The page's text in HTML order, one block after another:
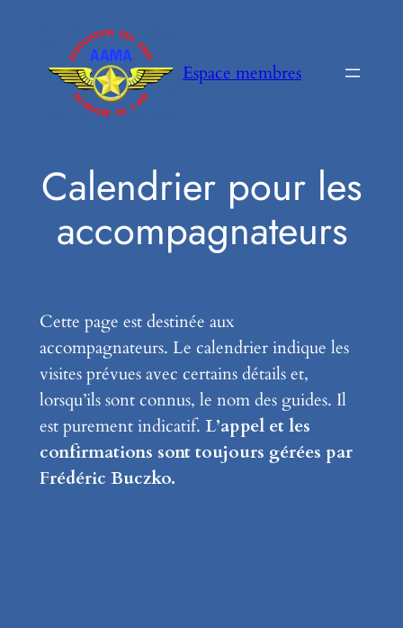
contenu
Espace membres
Calendrier pour les
accompagnateurs
Cette page est destinée aux
accompagnateurs. Le calendrier indique les
visites prévues avec certains détails et,
lorsqu’ils sont connus, le nom des guides. Il
est purement indicatif. L’appel et les
confirmations sont toujours gérées par
Frédéric Buczko.